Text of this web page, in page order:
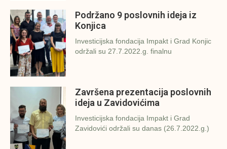
Podržano 9 poslovnih ideja iz
Konjica
Investicijska fondacija Impakt i Grad Konjic
održali su 27.7.2022.g. finalnu
Završena prezentacija poslovnih
ideja u Zavidovićima
Investicijska fondacija Impakt i Grad
Zavidovići održali su danas (26.7.2022.g.)